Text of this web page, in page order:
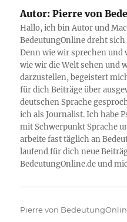
Autor: Pierre von
Hallo, ich bin Autor und
BedeutungOnline dreht
Denn wie wir sprechen
wie wir die Welt sehen und
darzustellen, begeistert
für dich Beiträge über
deutschen Sprache
ich als Journalist. Ich habe
mit Schwerpunkt Sprache
arbeite fast täglich an
laufend für dich neue
BedeutungOnline.de und
Autor
Pierre von